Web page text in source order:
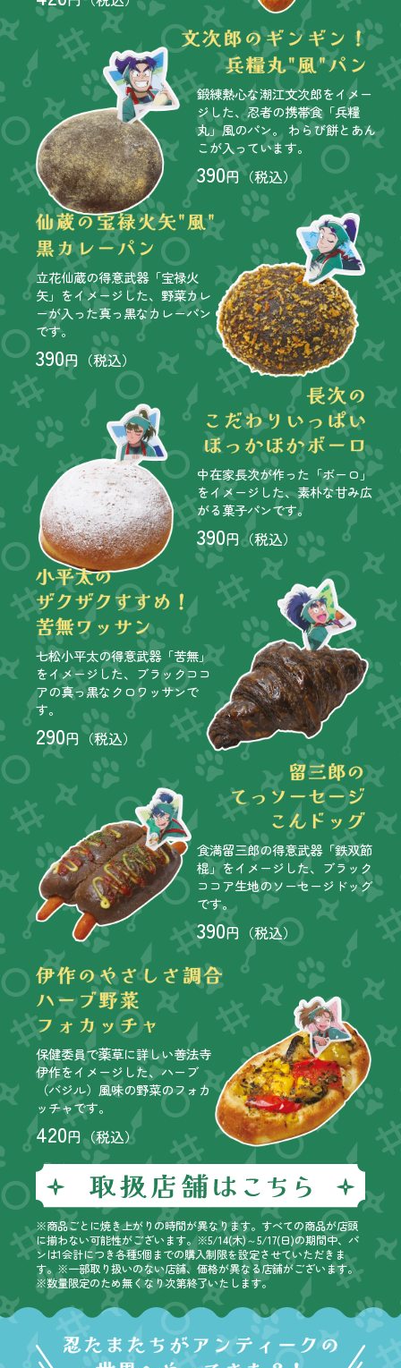
鍛練熱心な潮江文次郎をイメー
ジした、忍者の携帯食「兵糧
丸」風のパン。 わらび餅とあん
こが入っています。
390円（税込）
立花仙蔵の得意武器「宝禄火
矢」をイメージした、野菜カレ
ーが入った真っ黒なカレーパン
です。
390円（税込）
中在家長次が作った「ボーロ」
をイメージした、素朴な甘み広
がる菓子パンです。
390円（税込）
七松小平太の得意武器「苦無」
をイメージした、ブラックココ
アの真っ黒なクロワッサンで
す。
290円（税込）
食満留三郎の得意武器「鉄双節
棍」をイメージした、ブラック
ココア生地のソーセージドッグ
です。
390円（税込）
保健委員で薬草に詳しい善法寺
伊作をイメージした、ハーブ
（バジル）風味の野菜のフォカ
ッチャです。
420円（税込）
※商品ごとに焼き上がりの時間が異なります。すべての商品が店頭
に揃わない可能性がございます。※5/14(木)～5/17(日)の期間中、パ
ンは1会計につき各種5個までの購入制限を設定させていただきま
す。※一部取り扱いのない店舗、価格が異なる店舗がございます。
※数量限定のため無くなり次第終了いたします。